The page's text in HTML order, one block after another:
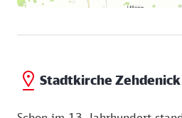
Stadtkirche Zehdenick